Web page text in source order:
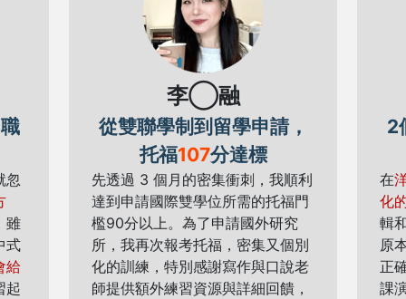
忽
雖
式
給
起
李◯融
從雙聯學制到留學申請，
托福107分達標
先透過 3 個月的密集衝刺，我順利
達到申請國際雙學位所需的托福門
檻90分以上。為了申請國外研究
所，我再次報考托福，密集又個別
化的訓練，特別感謝寫作與口說老
師提供額外練習資源與詳細回饋，
2
在
化
輯
原
正
課